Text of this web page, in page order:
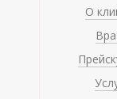
О